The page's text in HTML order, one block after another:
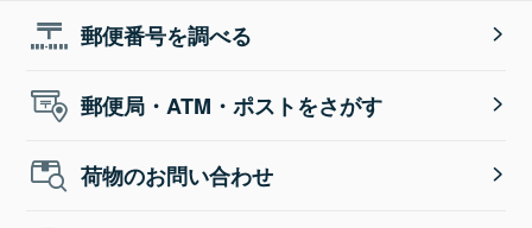
郵便番号を調べる
郵便局・ATM・ポストをさがす
荷物のお問い合わせ